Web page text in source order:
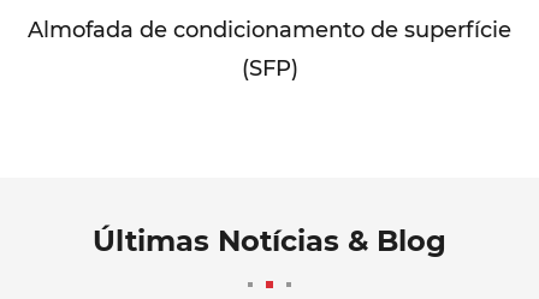
Almofada de condicionamento de superfície
(SFP)
Últimas Notícias & Blog